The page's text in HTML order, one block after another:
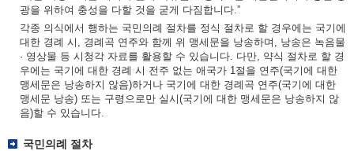
광을 위하여 충성을 다할 것을 굳게 다짐합니다.”
각종 의식에서 행하는 국민의례 절차를 정식 절차로 할 경우에는 국기에
대한 경례 시, 경례곡 연주와 함께 위 맹세문을 낭송하며, 낭송은 녹음물
· 영상물 등 시청각 자료를 활용할 수 있습니다. 다만, 약식 절차로 할 경
우에는 국기에 대한 경례 시 전주 없는 애국가 1절을 연주(국기에 대한
맹세문은 낭송하지 않음)하거나 국기에 대한 경례곡 연주(국기에 대한
맹세문 낭송) 또는 구령으로만 실시(국기에 대한 맹세문은 낭송하지 않
음)할 수 있습니다.
국민의례 절차